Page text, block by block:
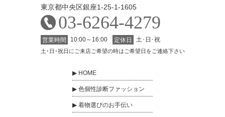
東京都中央区銀座1-25-1-1605
03-6264-4279
営業時間 10:00～16:00 定休日 土･日･祝
土･日･祝日にご来店ご希望の時はご希望日をご連絡下さい
HOME
色個性診断ファッション
着物選びのお手伝い